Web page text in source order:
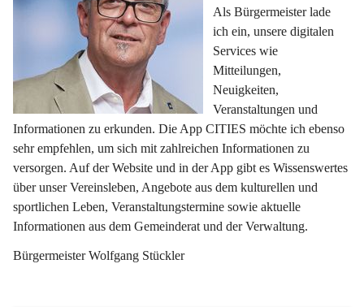
Als Bürgermeister lade
ich ein, unsere digitalen
Services wie
Mitteilungen,
Neuigkeiten,
Veranstaltungen und
Informationen zu erkunden. Die App CITIES möchte ich ebenso
sehr empfehlen, um sich mit zahlreichen Informationen zu
versorgen. Auf der Website und in der App gibt es Wissenswertes
über unser Vereinsleben, Angebote aus dem kulturellen und
sportlichen Leben, Veranstaltungstermine sowie aktuelle
Informationen aus dem Gemeinderat und der Verwaltung.
Bürgermeister Wolfgang Stückler